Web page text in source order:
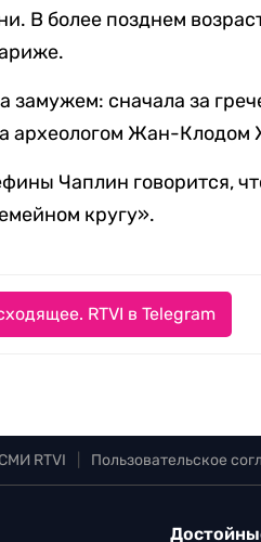
В более позднем
сначала за
археологом Жан-
Чаплин говорится,
кругу».
RTVI в Telegram
RTVI Пользовательское